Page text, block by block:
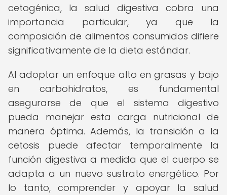
cetogénica, la salud digestiva cobra una
importancia particular, ya que la
composición de alimentos consumidos difiere
significativamente de la dieta estándar.
Al adoptar un enfoque alto en grasas y bajo
en carbohidratos, es fundamental
asegurarse de que el sistema digestivo
pueda manejar esta carga nutricional de
manera óptima. Además, la transición a la
cetosis puede afectar temporalmente la
función digestiva a medida que el cuerpo se
adapta a un nuevo sustrato energético. Por
lo tanto, comprender y apoyar la salud